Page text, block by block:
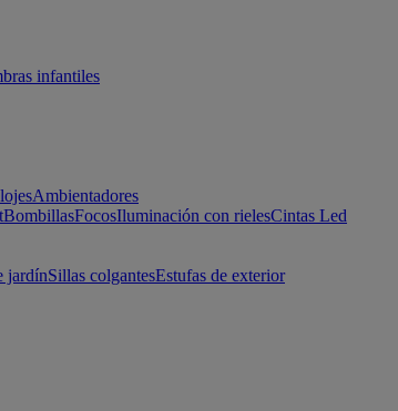
infantiles
Ambientadores
BombillasFocosIluminación con rielesCintas Led
jardínSillas colgantesEstufas de exterior